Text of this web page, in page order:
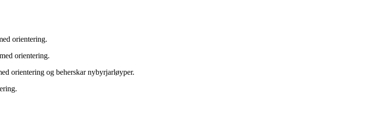
orientering.
orientering.
orientering og beherskar nybyrjarløyper.